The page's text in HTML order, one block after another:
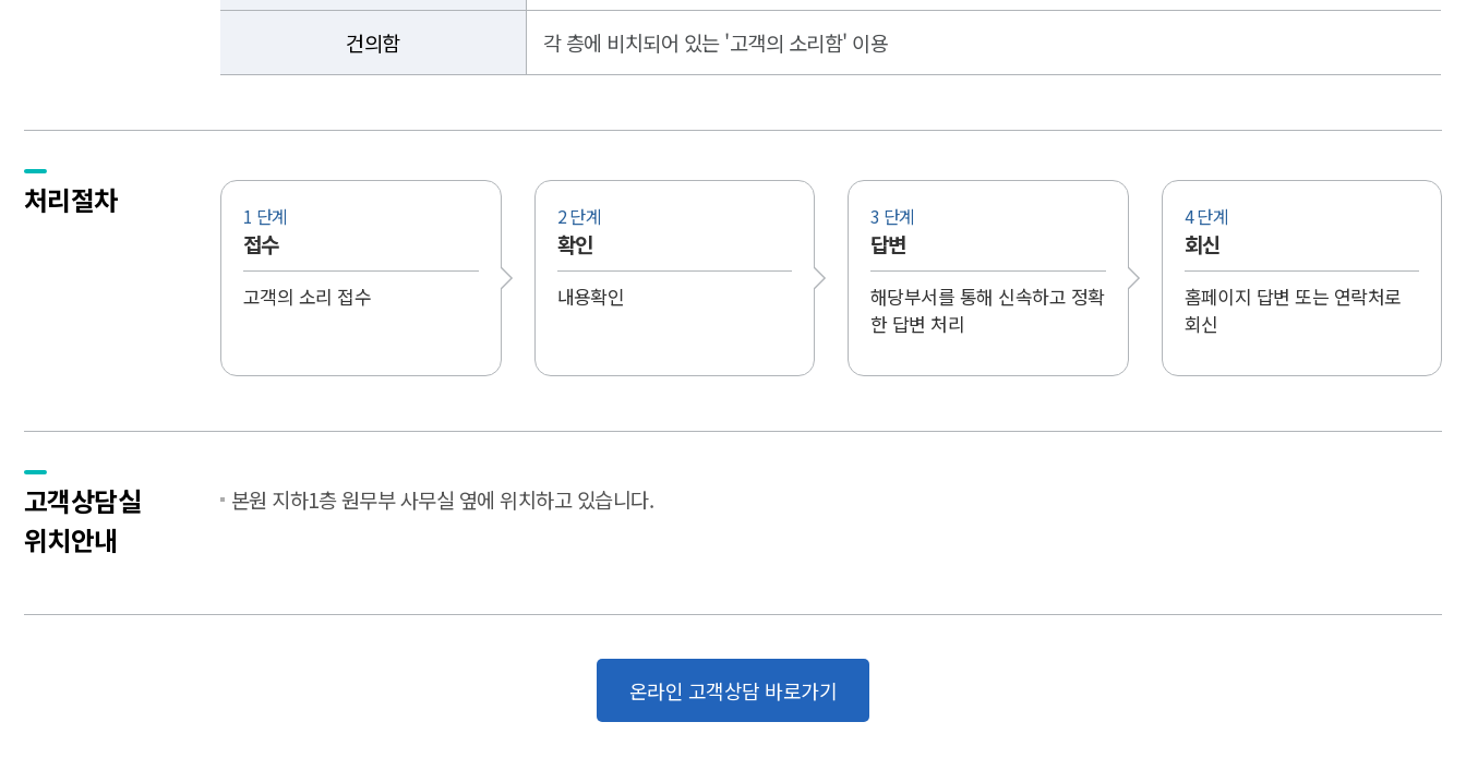
건의함 각 층에 비치되어 있는 '고객의 소리함' 이용
처리절차 1 단계
접수
고객의 소리 접수
2 단계
확인
내용확인
3 단계
답변
해당부서를 통해 신속하고 정확
한 답변 처리
4 단계
회신
홈페이지 답변 또는 연락처로
회신
고객상담실
위치안내
본원 지하1층 원무부 사무실 옆에 위치하고 있습니다.
온라인 고객상담 바로가기